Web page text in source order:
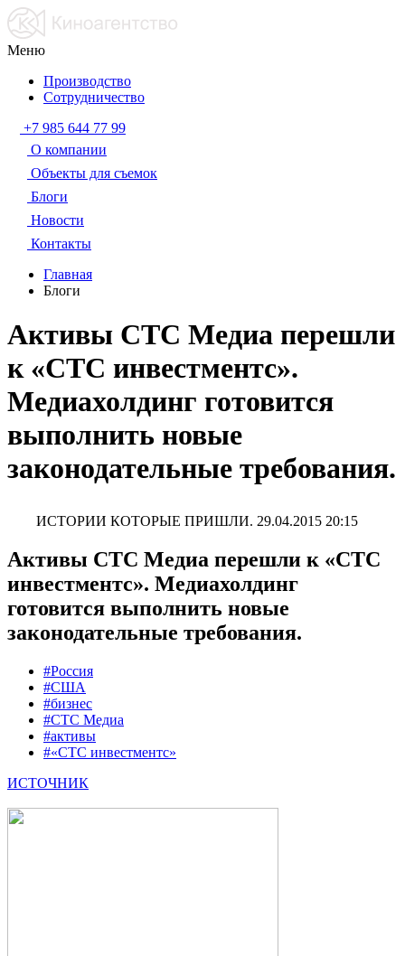
Меню
Производство
Сотрудничество
+7 985 644 77 99
О компании
Объекты для съемок
Блоги
Новости
Контакты
Главная
Блоги
Активы СТС Медиа перешли
к «СТС инвестментс».
Медиахолдинг готовится
выполнить новые
законодательные требования.
ИСТОРИИ КОТОРЫЕ ПРИШЛИ. 29.04.2015 20:15
Активы СТС Медиа перешли к «СТС
инвестментс». Медиахолдинг
готовится выполнить новые
законодательные требования.
#Россия
#США
#бизнес
#СТС Медиа
#активы
#«СТС инвестментс»
ИСТОЧНИК